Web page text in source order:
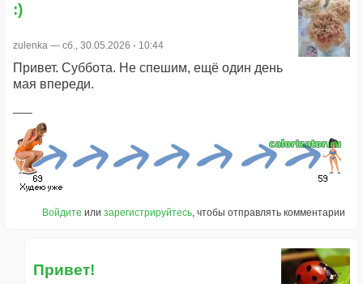
:)
zulenka — сб., 30.05.2026 - 10:44
Привет. Суббота. Не спешим, ещё один день
мая впереди.
Войдите или зарегистрируйтесь, чтобы отправлять комментарии
Привет!